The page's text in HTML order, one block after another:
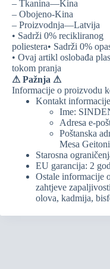
– Tkanina—Kina
– Obojeno-Kina
– Proizvodnja—Latvija
• Sadrži 0% recikliranog
poliestera• Sadrži 0%
• Ovaj artikl oslobađa
tokom pranja
⚠ Pažnja ⚠
Informacije o proizvodu
Kontakt
Ime:
Adresa e-
Poštanska
Mesa
Starosna
EU garancija: 2
Ostale informacije
zahtjeve
olova, kadmija,